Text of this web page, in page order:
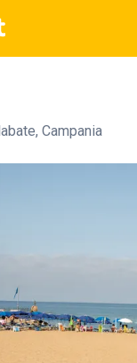
, Campania